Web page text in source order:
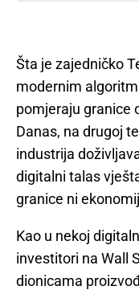
Šta je zajedničko
modernim
pomjeraju granice
Danas, na drugoj
industrija
digitalni talas
granice ni
Kao u nekoj
investitori na Wall
dionicama